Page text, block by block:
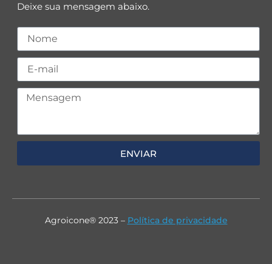
Deixe sua mensagem abaixo.
ENVIAR
Agroicone® 2023 – Política de privacidade